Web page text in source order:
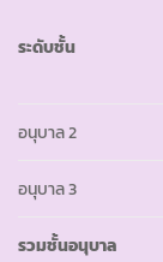
ระดับชั้น
อนุบาล 2
อนุบาล 3
รวมชั้นอนุบาล